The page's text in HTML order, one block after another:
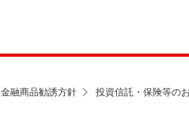
金融商品勧誘方針 投資信託・保険等の